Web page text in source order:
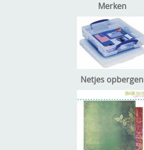
Merken
Netjes opbergen